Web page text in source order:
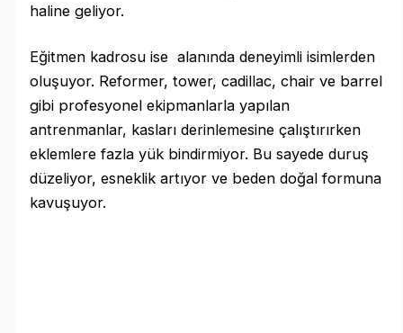
haline geliyor.
Eğitmen kadrosu ise alanında deneyimli isimlerden
oluşuyor. Reformer, tower, cadillac, chair ve barrel
gibi profesyonel ekipmanlarla yapılan
antrenmanlar, kasları derinlemesine çalıştırırken
eklemlere fazla yük bindirmiyor. Bu sayede duruş
düzeliyor, esneklik artıyor ve beden doğal formuna
kavuşuyor.